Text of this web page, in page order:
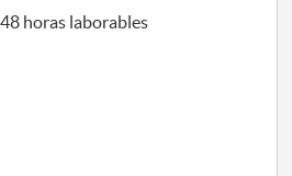
horas laborables